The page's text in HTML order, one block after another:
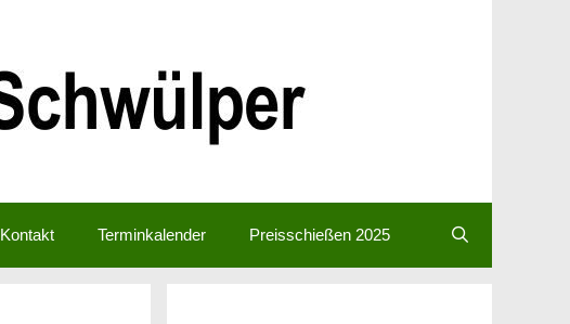
Kontakt Terminkalender Preisschießen 2025